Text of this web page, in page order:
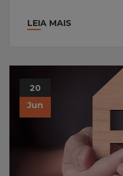
LEIA MAIS
20
Jun